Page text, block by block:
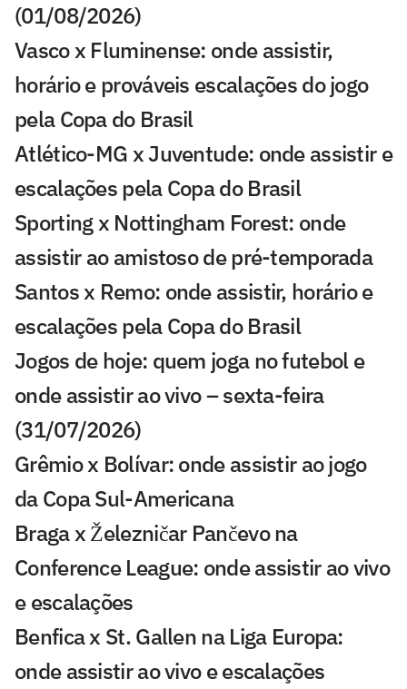
(01/08/2026)
Vasco x Fluminense: onde assistir,
horário e prováveis escalações do jogo
pela Copa do Brasil
Atlético-MG x Juventude: onde assistir e
escalações pela Copa do Brasil
Sporting x Nottingham Forest: onde
assistir ao amistoso de pré-temporada
Santos x Remo: onde assistir, horário e
escalações pela Copa do Brasil
Jogos de hoje: quem joga no futebol e
onde assistir ao vivo – sexta-feira
(31/07/2026)
Grêmio x Bolívar: onde assistir ao jogo
da Copa Sul-Americana
Braga x Železničar Pančevo na
Conference League: onde assistir ao vivo
e escalações
Benfica x St. Gallen na Liga Europa:
onde assistir ao vivo e escalações